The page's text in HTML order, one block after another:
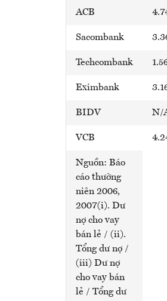
ACB
Sacombank
Techcombank
Eximbank
BIDV N/
VCB
Nguồn: Báo
cáo thường
niên 2006,
2007(i). Dư
nợ cho vay
bán lẻ / (ii).
Tổng dư nợ /
(iii) Dư nợ
cho vay bán
lẻ / Tổng dư